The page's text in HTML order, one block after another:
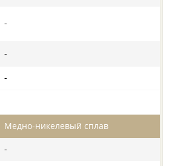
-
-
-
Медно-никелевый сплав
-